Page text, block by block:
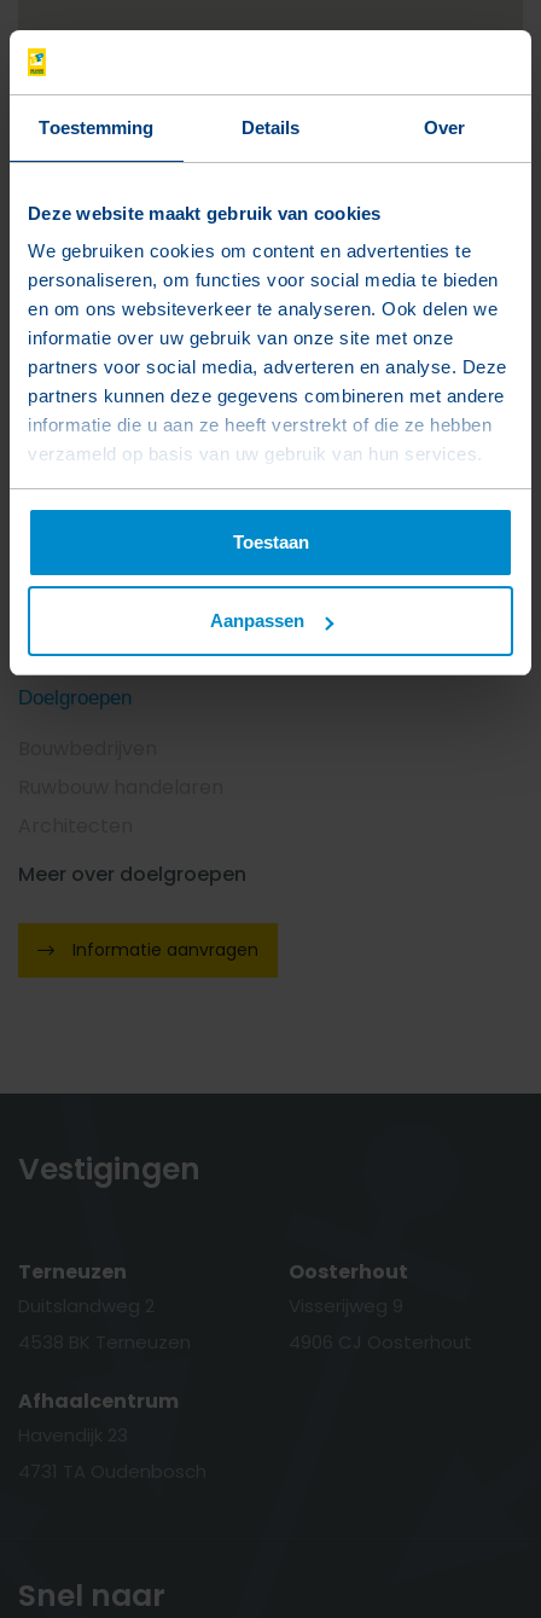
Toestemming Details Over
Deze website maakt gebruik van cookies
We gebruiken cookies om content en advertenties te
personaliseren, om functies voor social media te bieden
en om ons websiteverkeer te analyseren. Ook delen we
informatie over uw gebruik van onze site met onze
partners voor social media, adverteren en analyse. Deze
partners kunnen deze gegevens combineren met andere
informatie die u aan ze heeft verstrekt of die ze hebben
verzameld op basis van uw gebruik van hun services.
Toestaan
Aanpassen
Projectgegevens
Projectnaam
Locatie
Dordrecht
Afnemer
Heijmans
Opleverdatum
2027
Gebruikte producten
Breedplaatvloer
Doelgroepen
Meer over doelgroepen
Informatie aanvragen
Vestigingen
Terneuzen Oosterhout
Afhaalcentrum
Snel naar